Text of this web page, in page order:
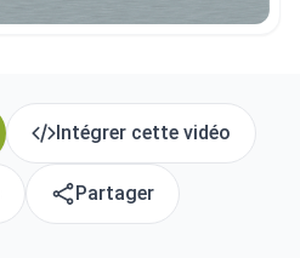
Intégrer cette vidéo
Partager